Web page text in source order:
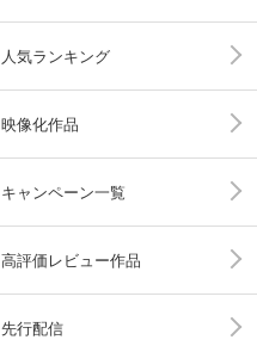
人気ランキング
映像化作品
キャンペーン一覧
高評価レビュー作品
先行配信